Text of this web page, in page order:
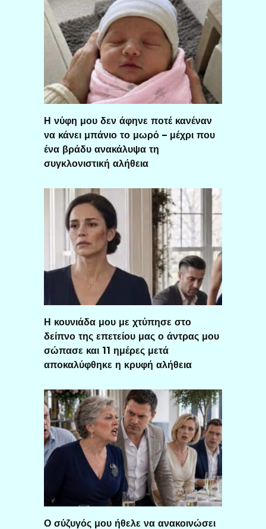
Η νύφη μου δεν άφηνε ποτέ κανέναν
να κάνει μπάνιο το μωρό – μέχρι που
ένα βράδυ ανακάλυψα τη
συγκλονιστική αλήθεια
Η κουνιάδα μου με χτύπησε στο
δείπνο της επετείου μας ο άντρας μου
σώπασε και 11 ημέρες μετά
αποκαλύφθηκε η κρυφή αλήθεια
Ο σύζυγός μου ήθελε να ανακοινώσει